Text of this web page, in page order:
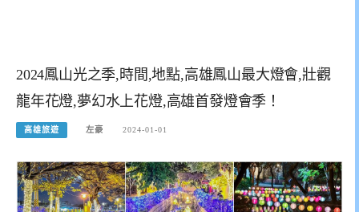
2024鳳山光之季,時間,地點,高雄鳳山最大燈會,壯觀
龍年花燈,夢幻水上花燈,高雄首發燈會季！
高雄旅遊 左豪 2024-01-01